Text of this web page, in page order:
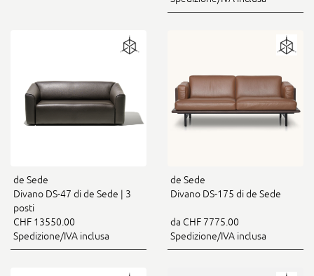
de Sede
Divano DS-47 di de Sede | 3
posti
CHF 13550.00
Spedizione/IVA inclusa
de Sede
Divano DS-175 di de Sede
da CHF 7775.00
Spedizione/IVA inclusa